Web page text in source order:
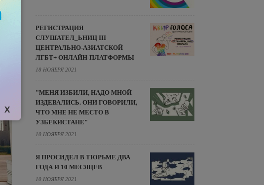
РЕГИСТРАЦИЯ
СЛУШАТЕЛ_ЬНИЦ III
ЦЕНТРАЛЬНО-АЗИАТСКОЙ
ЛГБТ+ ОНЛАЙН-ПЛАТФОРМЫ
18 НОЯБРЯ 2021
"МЕНЯ ИЗБИЛИ, НАДО МНОЙ
ИЗДЕВАЛИСЬ. ОНИ ГОВОРИЛИ,
ЧТО МНЕ НЕ МЕСТО В
УЗБЕКИСТАНЕ"
10 НОЯБРЯ 2021
Я ПРОСИДЕЛ В ТЮРЬМЕ ДВА
ГОДА И 10 МЕСЯЦЕВ
10 НОЯБРЯ 2021